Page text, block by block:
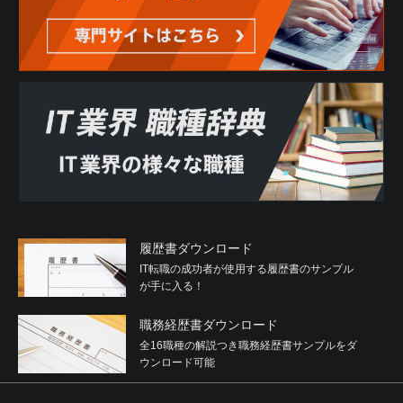
履歴書ダウンロード
IT転職の成功者が使用する履歴書のサンプル
が手に入る！
職務経歴書ダウンロード
全16職種の解説つき職務経歴書サンプルをダ
ウンロード可能